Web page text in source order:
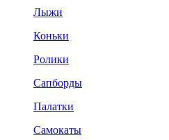
Лыжи
Коньки
Ролики
Сапборды
Палатки
Самокаты